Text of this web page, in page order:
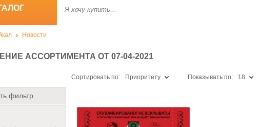
Новости
АССОРТИМЕНТА ОТ 07-04-2021
фильтр
Сортировать по: Приоритету Показывать по: 18